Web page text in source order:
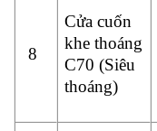
8
Cửa cuốn
khe thoáng
C70 (Siêu
thoáng)